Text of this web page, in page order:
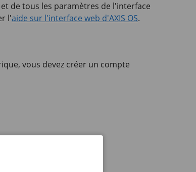
de tous les paramètres de l'interface
l'aide sur l'interface web d'AXIS OS.
vous devez créer un compte